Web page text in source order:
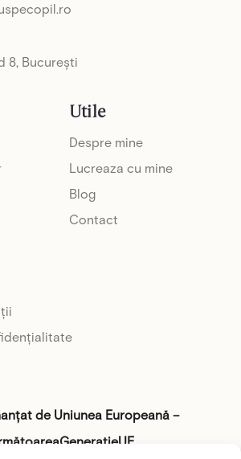
8, București
Utile
Despre mine
Lucreaza cu mine
Blog
Contact
de Uniunea Europeană –